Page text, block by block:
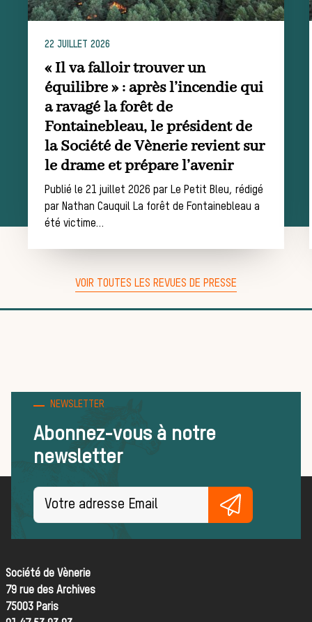
Les missions de la Société de Vènerie
Assister à une chasse à courre
Déroulement
d’une journée
de chasse
Trouver un
équipage
bonnes
pratiques
22 JUILLET 2026
« Il va falloir trouver un
équilibre » : après l’incendie qui
a ravagé la forêt de
Fontainebleau, le président de
la Société de Vènerie revient sur
le drame et prépare l’avenir
Publié le 21 juillet 2026 par Le Petit Bleu, rédigé
par Nathan Cauquil La forêt de Fontainebleau a
été victime…
VOIR TOUTES LES REVUES DE PRESSE
NEWSLETTER
Abonnez-vous à notre
newsletter
Société de Vènerie
79 rue des Archives
75003 Paris